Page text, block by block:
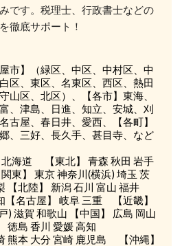
です。税理士、行政書士などの
徹底サポート！
市】（緑区、中区、中村区、中
区、東区、名東区、西区、熱田
山区、北区）、【各市】東海、
、津島、日進、知立、安城、刈
古屋、春日井、愛西、【各町】
、三好、長久手、甚目寺、など
海道 【東北】 青森 秋田 岩手
東】 東京 神奈川(横浜) 埼玉 茨
北陸】 新潟 石川 富山 福井
【名古屋】 岐阜 三重 【近畿】
) 滋賀 和歌山 【中国】 広島 岡山
徳島 香川 愛媛 高知
熊本 大分 宮崎 鹿児島 【沖縄】